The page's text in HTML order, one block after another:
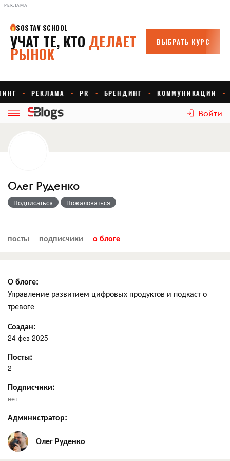
РЕКЛАМА
Войти
Олег Руденко
Подписаться Пожаловаться
посты подписчики о блоге
О блоге:
Управление развитием цифровых продуктов и подкаст о
тревоге
Создан:
24 фев 2025
Посты:
2
Подписчики:
нет
Администратор:
Олег Руденко